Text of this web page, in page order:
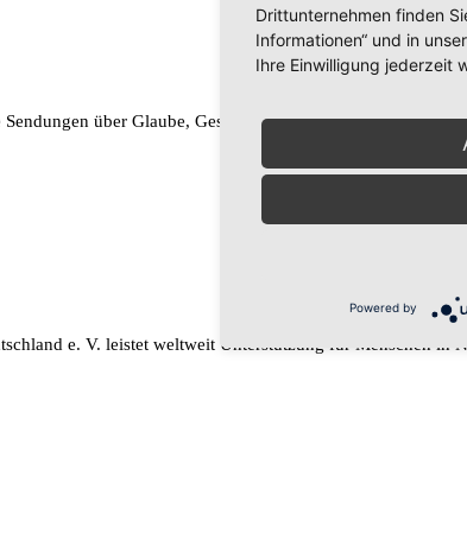
über Glaube, Gesundheit, Familie und vielen
e. V. leistet weltweit Unterstützung für Menschen in
Drittunternehmen finden
Informationen“ und in
Ihre Einwilligung jederzeit
Powered by